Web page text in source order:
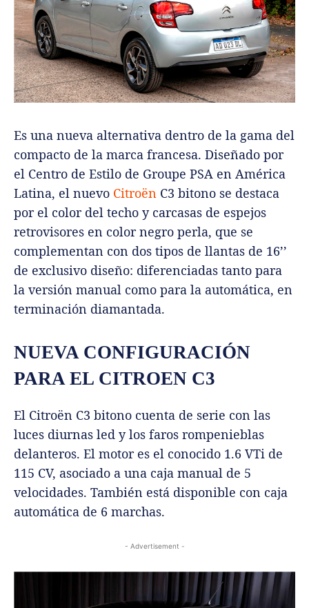
Es una nueva alternativa dentro de la gama del
compacto de la marca francesa. Diseñado por
el Centro de Estilo de Groupe PSA en América
Latina, el nuevo Citroën C3 bitono se destaca
por el color del techo y carcasas de espejos
retrovisores en color negro perla, que se
complementan con dos tipos de llantas de 16’’
de exclusivo diseño: diferenciadas tanto para
la versión manual como para la automática, en
terminación diamantada.
NUEVA CONFIGURACIÓN
PARA EL CITROEN C3
El Citroën C3 bitono cuenta de serie con las
luces diurnas led y los faros rompenieblas
delanteros. El motor es el conocido 1.6 VTi de
115 CV, asociado a una caja manual de 5
velocidades. También está disponible con caja
automática de 6 marchas.
- Advertisement -